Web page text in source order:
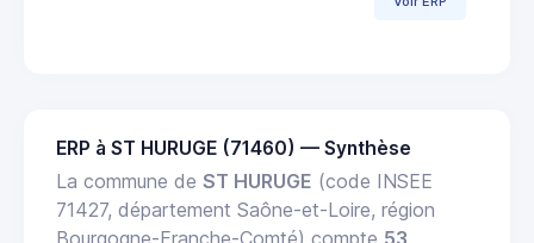
ERP à ST HURUGE (71460) — Synthèse
La commune de ST HURUGE (code INSEE
71427, département Saône-et-Loire, région
Bourgogne-Franche-Comté) compte 53